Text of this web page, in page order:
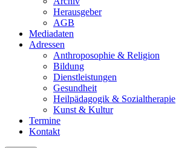
Herausgeber
AGB
Mediadaten
Adressen
Anthroposophie & Religion
Bildung
Dienstleistungen
Gesundheit
Heilpädagogik & Sozialtherapie
Kunst & Kultur
Termine
Kontakt